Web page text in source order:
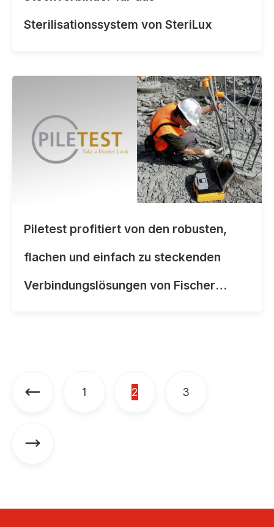
Sterilisationssystem von SteriLux
Piletest profitiert von den robusten,
flachen und einfach zu steckenden
Verbindungslösungen von Fischer
1 2 3